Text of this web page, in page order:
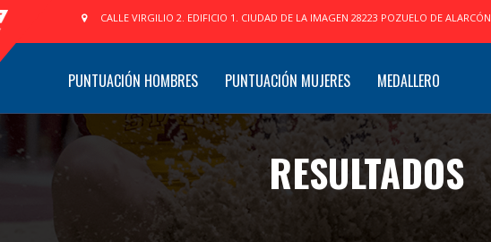
CALLE VIRGILIO 2. EDIFICIO 1. CIUDAD DE LA IMAGEN 28223 POZUELO DE ALARCÓN
PUNTUACIÓN HOMBRES PUNTUACIÓN MUJERES MEDALLERO
RESULTADOS